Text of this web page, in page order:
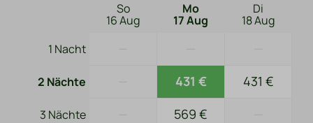
So
16 Aug
Mo
17 Aug
Di
18 Aug
1 Nacht
2 Nächte 431 € 431 €
3 Nächte 569 €